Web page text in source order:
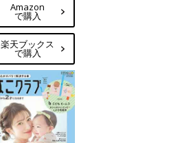
Amazon
で購入
楽天ブックス
で購入